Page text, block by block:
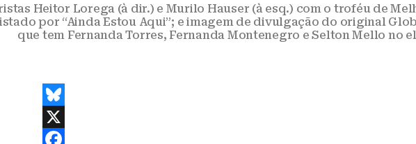
Heitor Lorega (à dir.) e Murilo Hauser (à esq.) com o troféu de
por “Ainda Estou Aqui”; e imagem de divulgação do original
que tem Fernanda Torres, Fernanda Montenegro e Selton Mello no
B
lX